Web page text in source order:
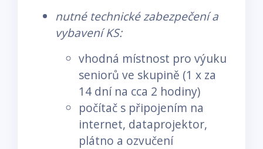
nutné technické zabezpečení a
vybavení KS:
vhodná místnost pro výuku
seniorů ve skupině (1 x za
14 dní na cca 2 hodiny)
počítač s připojením na
internet, dataprojektor,
plátno a ozvučení